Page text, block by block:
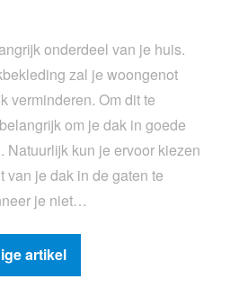
onderdeel van je huis.
zal je woongenot
verminderen. Om dit te
om je dak in goede
Natuurlijk kun je ervoor kiezen
van je dak in de gaten te
je niet…
artikel